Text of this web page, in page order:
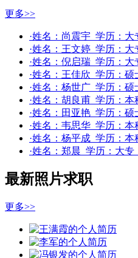
更多>>
·姓名： 尚震宇 学历： 大
·姓名： 王文婷 学历： 大
·姓名： 倪启瑞 学历： 大
·姓名： 王佳欣 学历： 硕
·姓名： 杨世广 学历： 硕
·姓名： 胡良甫 学历： 本
·姓名： 田亚艳 学历： 硕
·姓名： 韦思华 学历： 本
·姓名： 杨平成 学历： 本
·姓名： 郑晨 学历： 大专
最新照片求职
更多>>